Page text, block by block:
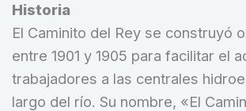
Historia
El Caminito del Rey se construyó
entre 1901 y 1905 para facilitar el
trabajadores a las centrales
largo del río. Su nombre, «El